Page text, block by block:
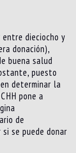
entre dieciocho y
donación),
buena salud
puesto
determinar la
pone a
de
se puede donar